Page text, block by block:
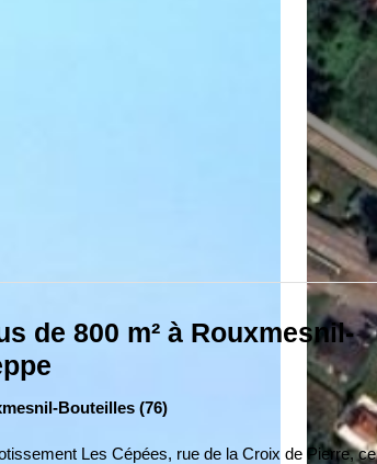
de 800 m² à Rouxmesnil-
Bouteilles (76)
Les Cépées, rue de la Croix de Pierre, ce